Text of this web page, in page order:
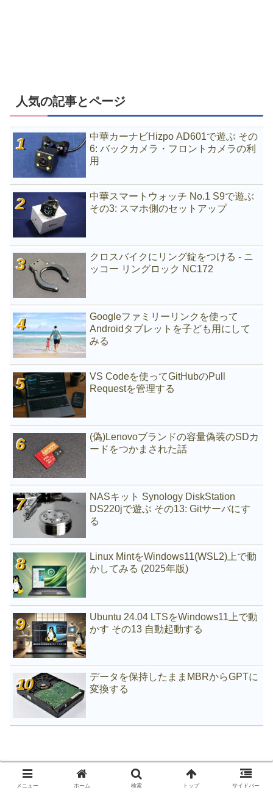
人気の記事とページ
中華カーナビHizpo AD601で遊ぶ その
6: バックカメラ・フロントカメラの利
用
中華スマートウォッチ No.1 S9で遊ぶ
その3: スマホ側のセットアップ
クロスバイクにリング錠をつける - ニ
ッコー リングロック NC172
Googleファミリーリンクを使って
Androidタブレットを子ども用にして
みる
VS Codeを使ってGitHubのPull
Requestを管理する
(偽)Lenovoブランドの容量偽装のSDカ
ードをつかまされた話
NASキット Synology DiskStation
DS220jで遊ぶ その13: Gitサーバにす
る
Linux MintをWindows11(WSL2)上で動
かしてみる (2025年版)
Ubuntu 24.04 LTSをWindows11上で動
かす その13 自動起動する
データを保持したままMBRからGPTに
変換する
メニュー ホーム 検索 トップ サイドバー